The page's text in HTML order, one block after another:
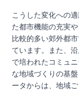
こうした変化への
た都市機能の充実
比較的多い郊外都
ています。また、
で培われたコミュ
な地域づくりの基
ータからは、地域